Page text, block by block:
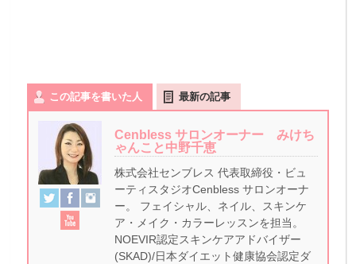
この記事を書いた人 最新の記事
Cenbless サロンオーナー みけち
ゃんこと中野千恵
株式会社センブレス 代表取締役・ビュ
ーティスタジオCenbless サロンオーナ
ー。 フェイシャル、ネイル、スキンケ
ア・メイク・カラーレッスンを担当。
NOEVIR認定スキンケアアドバイザー
(SKAD)/日本ダイエット健康協会認定ダ